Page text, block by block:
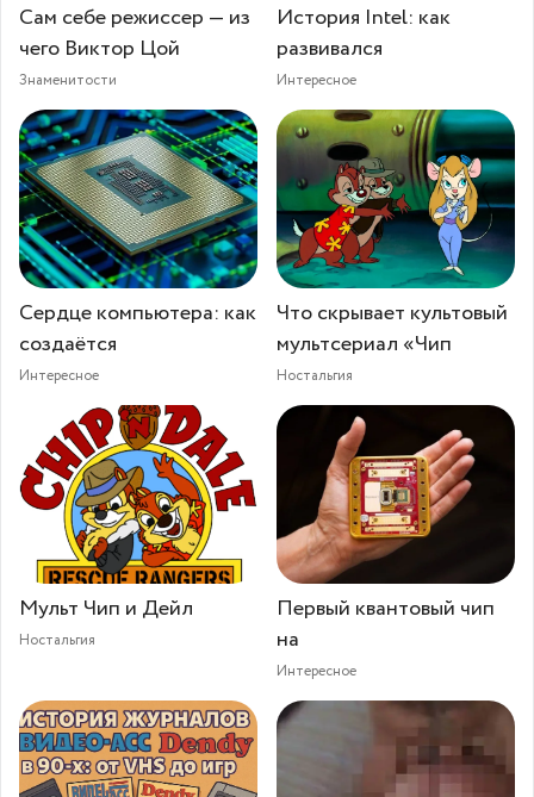
Сам себе режиссер — из
чего Виктор Цой
Знаменитости
История Intel: как
развивался
Интересное
Сердце компьютера: как
создаётся
Интересное
Что скрывает культовый
мультсериал «Чип
Ностальгия
Мульт Чип и Дейл
Ностальгия
Первый квантовый чип
на
Интересное